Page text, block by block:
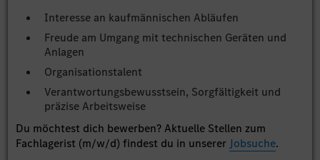
Interesse an kaufmännischen Abläufen
Freude am Umgang mit technischen Geräten und
Anlagen
Organisationstalent
Verantwortungsbewusstsein, Sorgfältigkeit und
präzise Arbeitsweise
Du möchtest dich bewerben? Aktuelle Stellen zum
Fachlagerist (m/w/d) findest du in unserer Jobsuche.